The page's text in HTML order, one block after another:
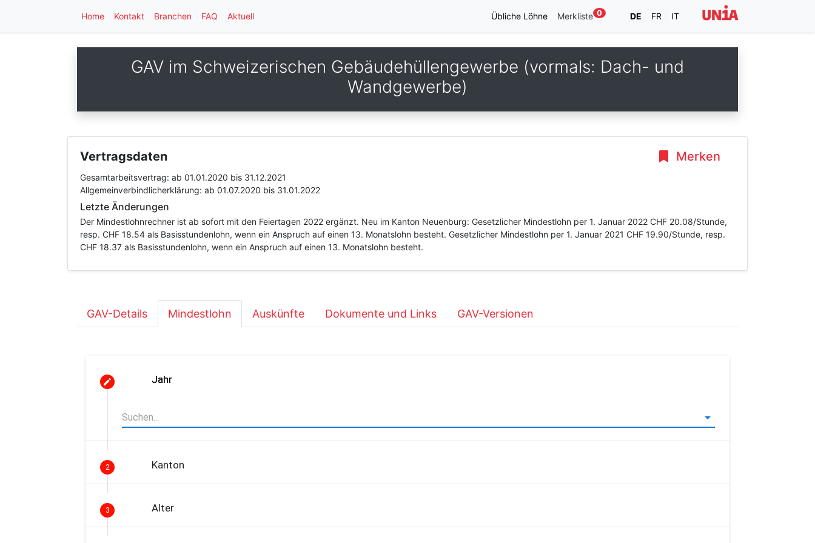
Home Kontakt Branchen FAQ Aktuell Übliche Löhne Merkliste 0 DE FR IT
GAV im Schweizerischen Gebäudehüllengewerbe (vormals: Dach- und
Wandgewerbe)
Merken
Vertragsdaten
Gesamtarbeitsvertrag: ab 01.01.2020 bis 31.12.2021
Allgemeinverbindlicherklärung: ab 01.07.2020 bis 31.01.2022
Letzte Änderungen
Der Mindestlohnrechner ist ab sofort mit den Feiertagen 2022 ergänzt. Neu im Kanton Neuenburg: Gesetzlicher Mindestlohn per 1. Januar 2022 CHF 20.08/Stunde,
resp. CHF 18.54 als Basisstundenlohn, wenn ein Anspruch auf einen 13. Monatslohn besteht. Gesetzlicher Mindestlohn per 1. Januar 2021 CHF 19.90/Stunde, resp.
CHF 18.37 als Basisstundenlohn, wenn ein Anspruch auf einen 13. Monatslohn besteht.
GAV-Details Mindestlohn Auskünfte Dokumente und Links GAV-Versionen
Jahr
2 Kanton
3 Alter